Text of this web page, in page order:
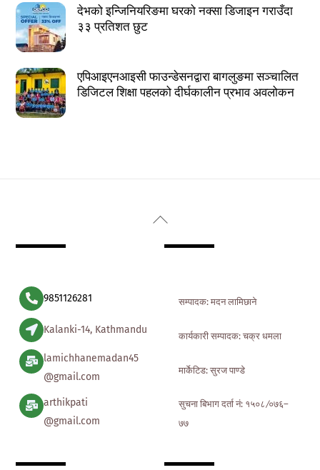
देभको इन्जिनियरिङमा घरको नक्सा डिजाइन गराउँदा
३३ प्रतिशत छुट
एपिआइएनआइसी फाउन्डेसनद्वारा बागलुङमा सञ्चालित
डिजिटल शिक्षा पहलको दीर्घकालीन प्रभाव अवलोकन
Back
9851126281
Kalanki-14, Kathmandu
lamichhanemadan45
@gmail.com
arthikpati
@gmail.com
सम्पादक: मदन लामिछाने
कार्यकारी सम्पादक: चक्र धमला
मार्केटिड: सुरज पाण्डे
सुचना बिभाग दर्ता नं: १५०८ ∕०७६–
७७